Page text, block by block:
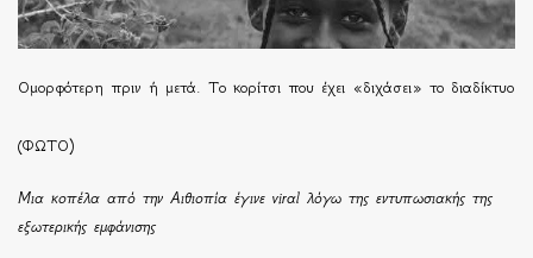
Ομορφότερη πριν ή μετά. Το κορίτσι που έχει «διχάσει» το διαδίκτυο
(ΦΩΤΟ)
Μια κοπέλα από την Αιθιοπία έγινε viral λόγω της εντυπωσιακής της
εξωτερικής εμφάνισης